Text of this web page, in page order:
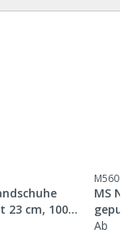
23 cm, 100
MS
Stück
Ab